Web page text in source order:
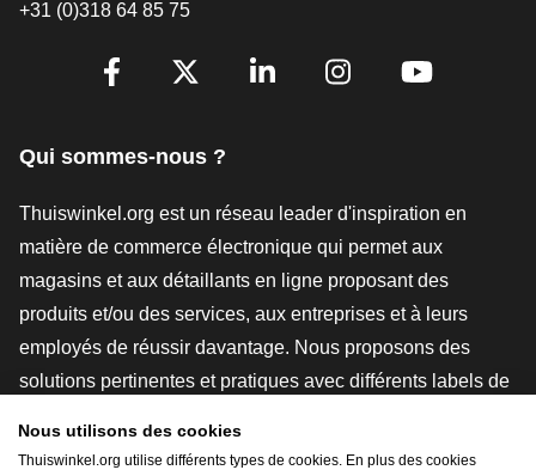
+31 (0)318 64 85 75
[_General:SocialMediaTitle]
Qui sommes-nous ?
Thuiswinkel.org est un réseau leader d'inspiration en
matière de commerce électronique qui permet aux
magasins et aux détaillants en ligne proposant des
produits et/ou des services, aux entreprises et à leurs
employés de réussir davantage. Nous proposons des
solutions pertinentes et pratiques avec différents labels de
Nous utilisons des cookies
Thuiswinkel.org utilise différents types de cookies. En plus des cookies